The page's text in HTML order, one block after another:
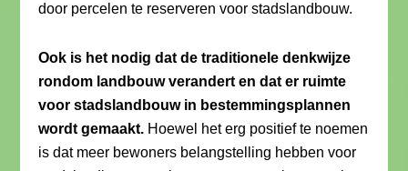
door percelen te reserveren voor stadslandbouw.
Ook is het nodig dat de traditionele denkwijze
rondom landbouw verandert en dat er ruimte
voor stadslandbouw in bestemmingsplannen
wordt gemaakt. Hoewel het erg positief te noemen
is dat meer bewoners belangstelling hebben voor